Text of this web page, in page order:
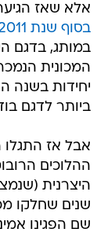
אלא שאז
בסוף שנת 2011
במותג, בדגם
יחידות בשנה
ביותר לדגם
אבל אז התגלו
שנים שחלקו
שם הפגינו